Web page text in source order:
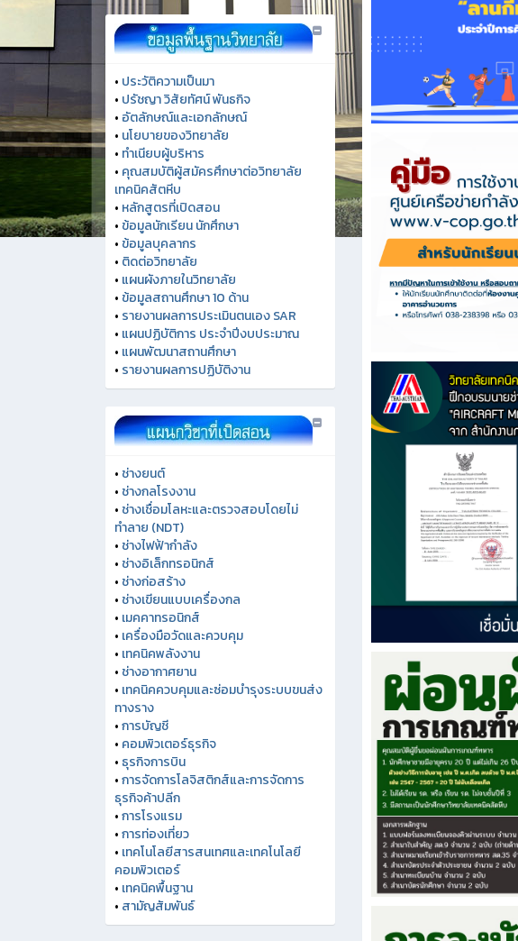
• ประวัติความเป็นมา
• ปรัชญา วิสัยทัศน์ พันธกิจ
• อัตลักษณ์และเอกลักษณ์
• นโยบายของวิทยาลัย
• ทำเนียบผู้บริหาร
• คุณสมบัติผู้สมัครศึกษาต่อวิทยาลัย
เทคนิคสัตหีบ
• หลักสูตรที่เปิดสอน
• ข้อมูลนักเรียน นักศึกษา
• ข้อมูลบุคลากร
• ติดต่อวิทยาลัย
• แผนผังภายในวิทยาลัย
• ข้อมูลสถานศึกษา 10 ด้าน
• รายงานผลการประเมินตนเอง SAR
• แผนปฏิบัติการ ประจำปีงบประมาณ
• แผนพัฒนาสถานศึกษา
• รายงานผลการปฏิบัติงาน
• ช่างยนต์
• ช่างกลโรงงาน
• ช่างเชื่อมโลหะและตรวจสอบโดยไม่
ทำลาย (NDT)
• ช่างไฟฟ้ากำลัง
• ช่างอิเล็กทรอนิกส์
• ช่างก่อสร้าง
• ช่างเขียนแบบเครื่องกล
• เมคคาทรอนิกส์
• เครื่องมือวัดและควบคุม
• เทคนิคพลังงาน
• ช่างอากาศยาน
• เทคนิคควบคุมและซ่อมบำรุงระบบขนส่ง
ทางราง
•การบัญชี
• คอมพิวเตอร์ธุรกิจ
• ธุรกิจการบิน
•การจัดการโลจิสติกส์และการจัดการ
ธุรกิจค้าปลีก
•การโรงแรม
•การท่องเที่ยว
• เทคโนโลยีสารสนเทศและเทคโนโลยี
คอมพิวเตอร์
• เทคนิคพื้นฐาน
• สามัญสัมพันธ์